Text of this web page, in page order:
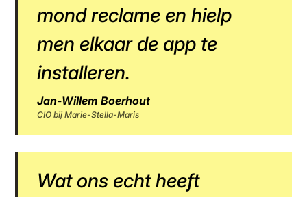
mond reclame en hielp
men elkaar de app te
installeren.
Jan-Willem Boerhout
CIO bij Marie-Stella-Maris
Wat ons echt heeft